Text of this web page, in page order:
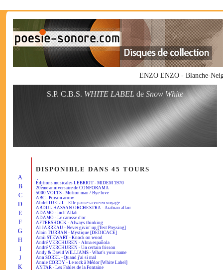
ENZO ENZO - Blanche-
S.P. C.B.S. WHITE LABEL de Snow White
A
B
C
D
E
F
G
H
I
J
K
DISPONIBLE DANS 45 TOURS
Éditions musicales LEBRIOT - MIDEM 1970
20ème anniversaire de CONFORAMA
5000 VOLTS - Motion man / Bye love
ABC - Poison arrow
Abdel DJELIL - Elle passe sa vie en voyage
ABDUL HASSAN ORCHESTRA - Arabian affair
ADAMO - Inch'Allah
ADAMO - Le carosse d'or
AFTERSHOCK - Always thinking
Al JARREAU - Never givin' up [Test Pressing]
Alain TURBAN - Mystique [DÉDICACÉ]
Amii STEWART - Knock on wood
André VERCHUREN - Alma española
André VERCHUREN - Un certain frisson
Andy & David WILLIAMS - What's your name
Ann SOREL - Quand j'ai si mal
Annie CORDY - Le rock à Médor [White Label]
ANTAR - Les Fables de la Fontaine